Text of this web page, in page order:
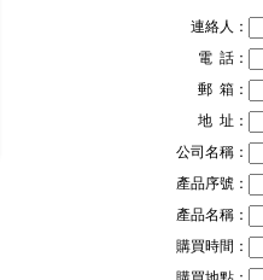
連絡人：
電 話：
郵 箱：
地 址：
公司名稱：
產品序號：
產品名稱：
購買時間：